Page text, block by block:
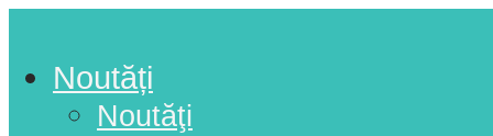
Noutăți
Noutăţi